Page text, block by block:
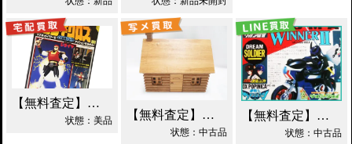
【無料査定】昭和レトロ玩具歓迎 ｜ 世界忍者戦ジライヤ DX磁気 買取！
状態：美品 【無料査定】昭和レトロ玩具歓迎 ｜ エポック 木製 丸太小屋 シルバニアファミリー 買取！
状態：中古品
【無料査定】昭和レトロ玩具歓迎 ｜ 超合金 DXポピニカ ウィナア2世 夢戦士ウイングマン PC-46 買取！
状態：中古品